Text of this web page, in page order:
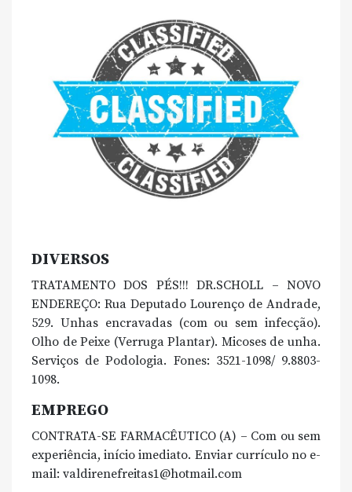
DIVERSOS
TRATAMENTO DOS PÉS!!! DR.SCHOLL – NOVO
ENDEREÇO: Rua Deputado Lourenço de Andrade,
529. Unhas encravadas (com ou sem infecção).
Olho de Peixe (Verruga Plantar). Micoses de unha.
Serviços de Podologia. Fones: 3521-1098/ 9.8803-
1098.
EMPREGO
CONTRATA-SE FARMACÊUTICO (A) – Com ou sem
experiência, início imediato. Enviar currículo no e-
mail: valdirenefreitas1@hotmail.com